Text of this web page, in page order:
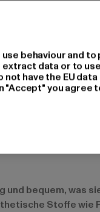
es etwas
Oberteil
oder
sorgen. Diese
aussehen,
bequem, was
Stoffe
behaviour and to
data or to
have the EU data
"Accept" you agree